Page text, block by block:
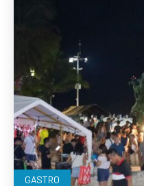
GASTRO